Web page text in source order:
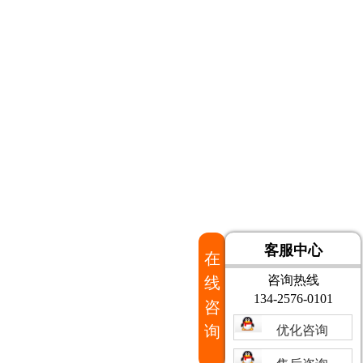
在
线
咨
询
客服中心
咨询热线
134-2576-0101
优化咨询